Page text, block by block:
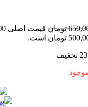
تومان قیمت اصلی 650,000 تومان بود.